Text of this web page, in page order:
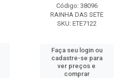
Código: 38096
RAINHA DAS SETE
SKU: ETE7122
Faça seu login ou
cadastre-se para
ver preços e
comprar